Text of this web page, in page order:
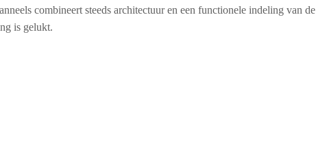
combineert steeds architectuur en een functionele indeling van de
is gelukt.